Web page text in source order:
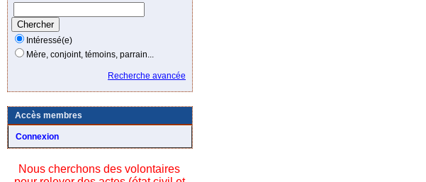
Intéressé(e)
Mère, conjoint, témoins, parrain...
Recherche avancée
Accès membres
Connexion
Nous cherchons des volontaires